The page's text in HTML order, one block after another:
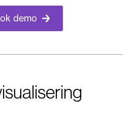
demo